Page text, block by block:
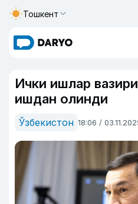
Тошкент
Ички ишлар
ишдан олинди
Ўзбекистон 18:06 /